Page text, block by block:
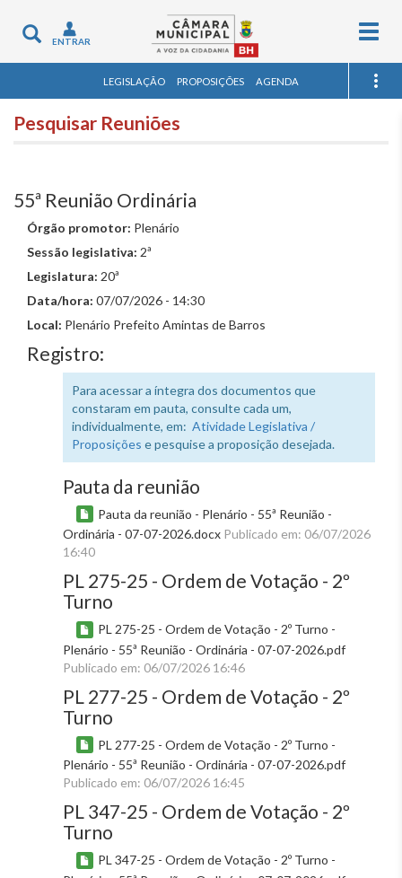
Toggle
navigation
ENTRAR
LEGISLAÇÃO PROPOSIÇÕES AGENDA
Pesquisar Reuniões
55ª Reunião Ordinária
Órgão promotor: Plenário
Sessão legislativa: 2ª
Legislatura: 20ª
Data/hora: 07/07/2026 - 14:30
Local: Plenário Prefeito Amintas de Barros
Registro:
Para acessar a íntegra dos documentos que
constaram em pauta, consulte cada um,
individualmente, em: Atividade Legislativa /
Proposições e pesquise a proposição desejada.
Pauta da reunião
Pauta da reunião - Plenário - 55ª Reunião -
Ordinária - 07-07-2026.docx Publicado em: 06/07/2026
16:40
PL 275-25 - Ordem de Votação - 2º
Turno
PL 275-25 - Ordem de Votação - 2º Turno -
Plenário - 55ª Reunião - Ordinária - 07-07-2026.pdf
Publicado em: 06/07/2026 16:46
PL 277-25 - Ordem de Votação - 2º
Turno
PL 277-25 - Ordem de Votação - 2º Turno -
Plenário - 55ª Reunião - Ordinária - 07-07-2026.pdf
Publicado em: 06/07/2026 16:45
PL 347-25 - Ordem de Votação - 2º
Turno
PL 347-25 - Ordem de Votação - 2º Turno -